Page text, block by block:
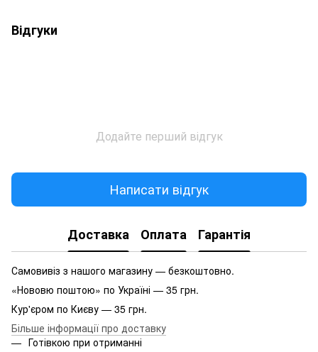
Відгуки
Додайте перший відгук
Написати відгук
Доставка Оплата Гарантія
Самовивіз з нашого магазину — безкоштовно.
«Нововю поштою» по Україні — 35 грн.
Кур'єром по Києву — 35 грн.
Більше інформації про доставку
Готівкою при отриманні